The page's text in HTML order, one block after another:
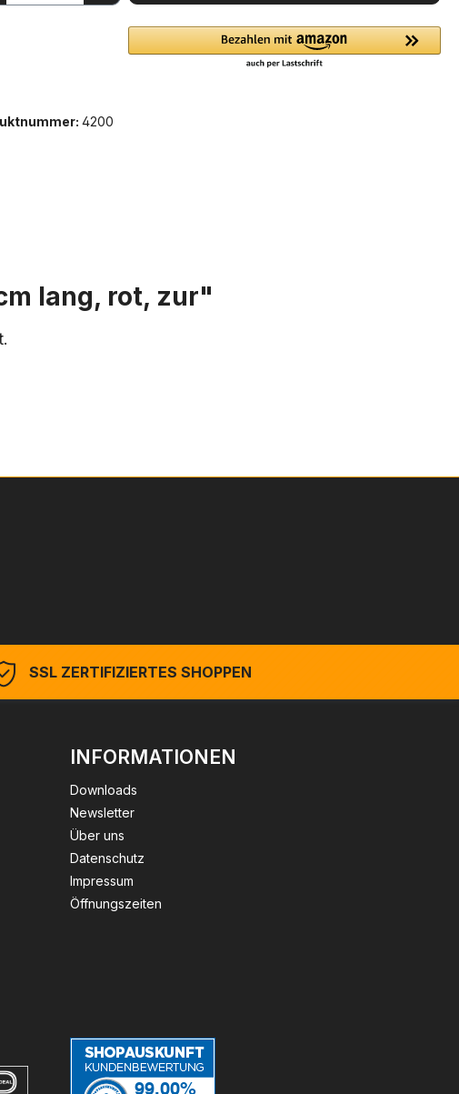
4200
lang, rot, zur"
SSL ZERTIFIZIERTES SHOPPEN
INFORMATIONEN
Downloads
Newsletter
Über uns
Datenschutz
Impressum
Öffnungszeiten